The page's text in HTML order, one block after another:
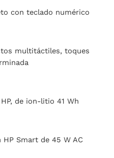
con teclado numérico
multitáctiles, toques
de ion-litio 41 Wh
Smart de 45 W AC